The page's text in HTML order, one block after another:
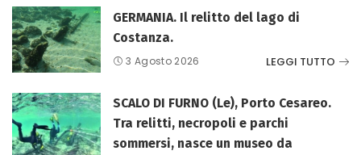
GERMANIA. Il relitto del lago di
Costanza.
3 Agosto 2026 LEGGI TUTTO
SCALO DI FURNO (Le), Porto Cesareo.
Tra relitti, necropoli e parchi
sommersi, nasce un museo da